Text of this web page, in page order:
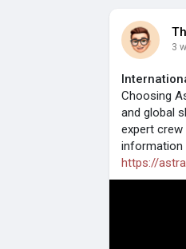
3 w
Choosing
and global
expert
information
https://